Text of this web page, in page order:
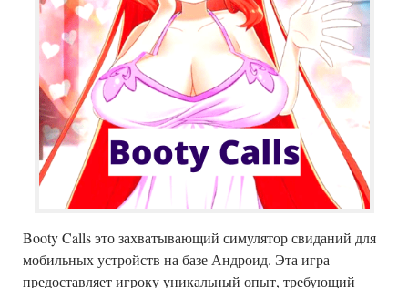
Booty Calls это захватывающий симулятор свиданий для
мобильных устройств на базе Андроид. Эта игра
предоставляет игроку уникальный опыт, требующий